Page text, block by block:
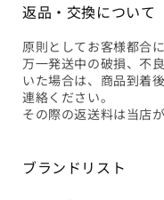
返品・交換について
原則としてお客様都合
万一発送中の破損、不
いた場合は、商品到着
連絡ください。
その際の返送料は当店
ブランドリスト